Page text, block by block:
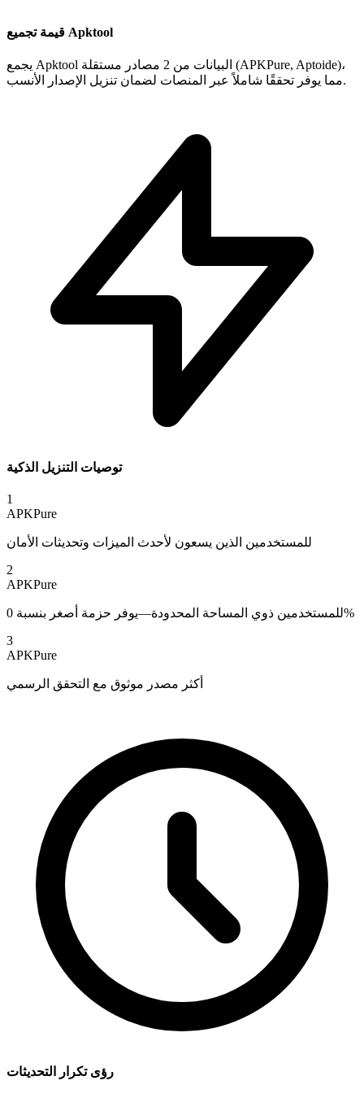
قيمة تجميع Apktool
يجمع Apktool البيانات من 2 مصادر مستقلة (APKPure, Aptoide)،
مما يوفر تحققًا شاملاً عبر المنصات لضمان تنزيل الإصدار الأنسب.
توصيات التنزيل الذكية
1
APKPure
للمستخدمين الذين يسعون لأحدث الميزات وتحديثات الأمان
2
APKPure
للمستخدمين ذوي المساحة المحدودة—يوفر حزمة أصغر بنسبة 0%
3
APKPure
أكثر مصدر موثوق مع التحقق الرسمي
رؤى تكرار التحديثات